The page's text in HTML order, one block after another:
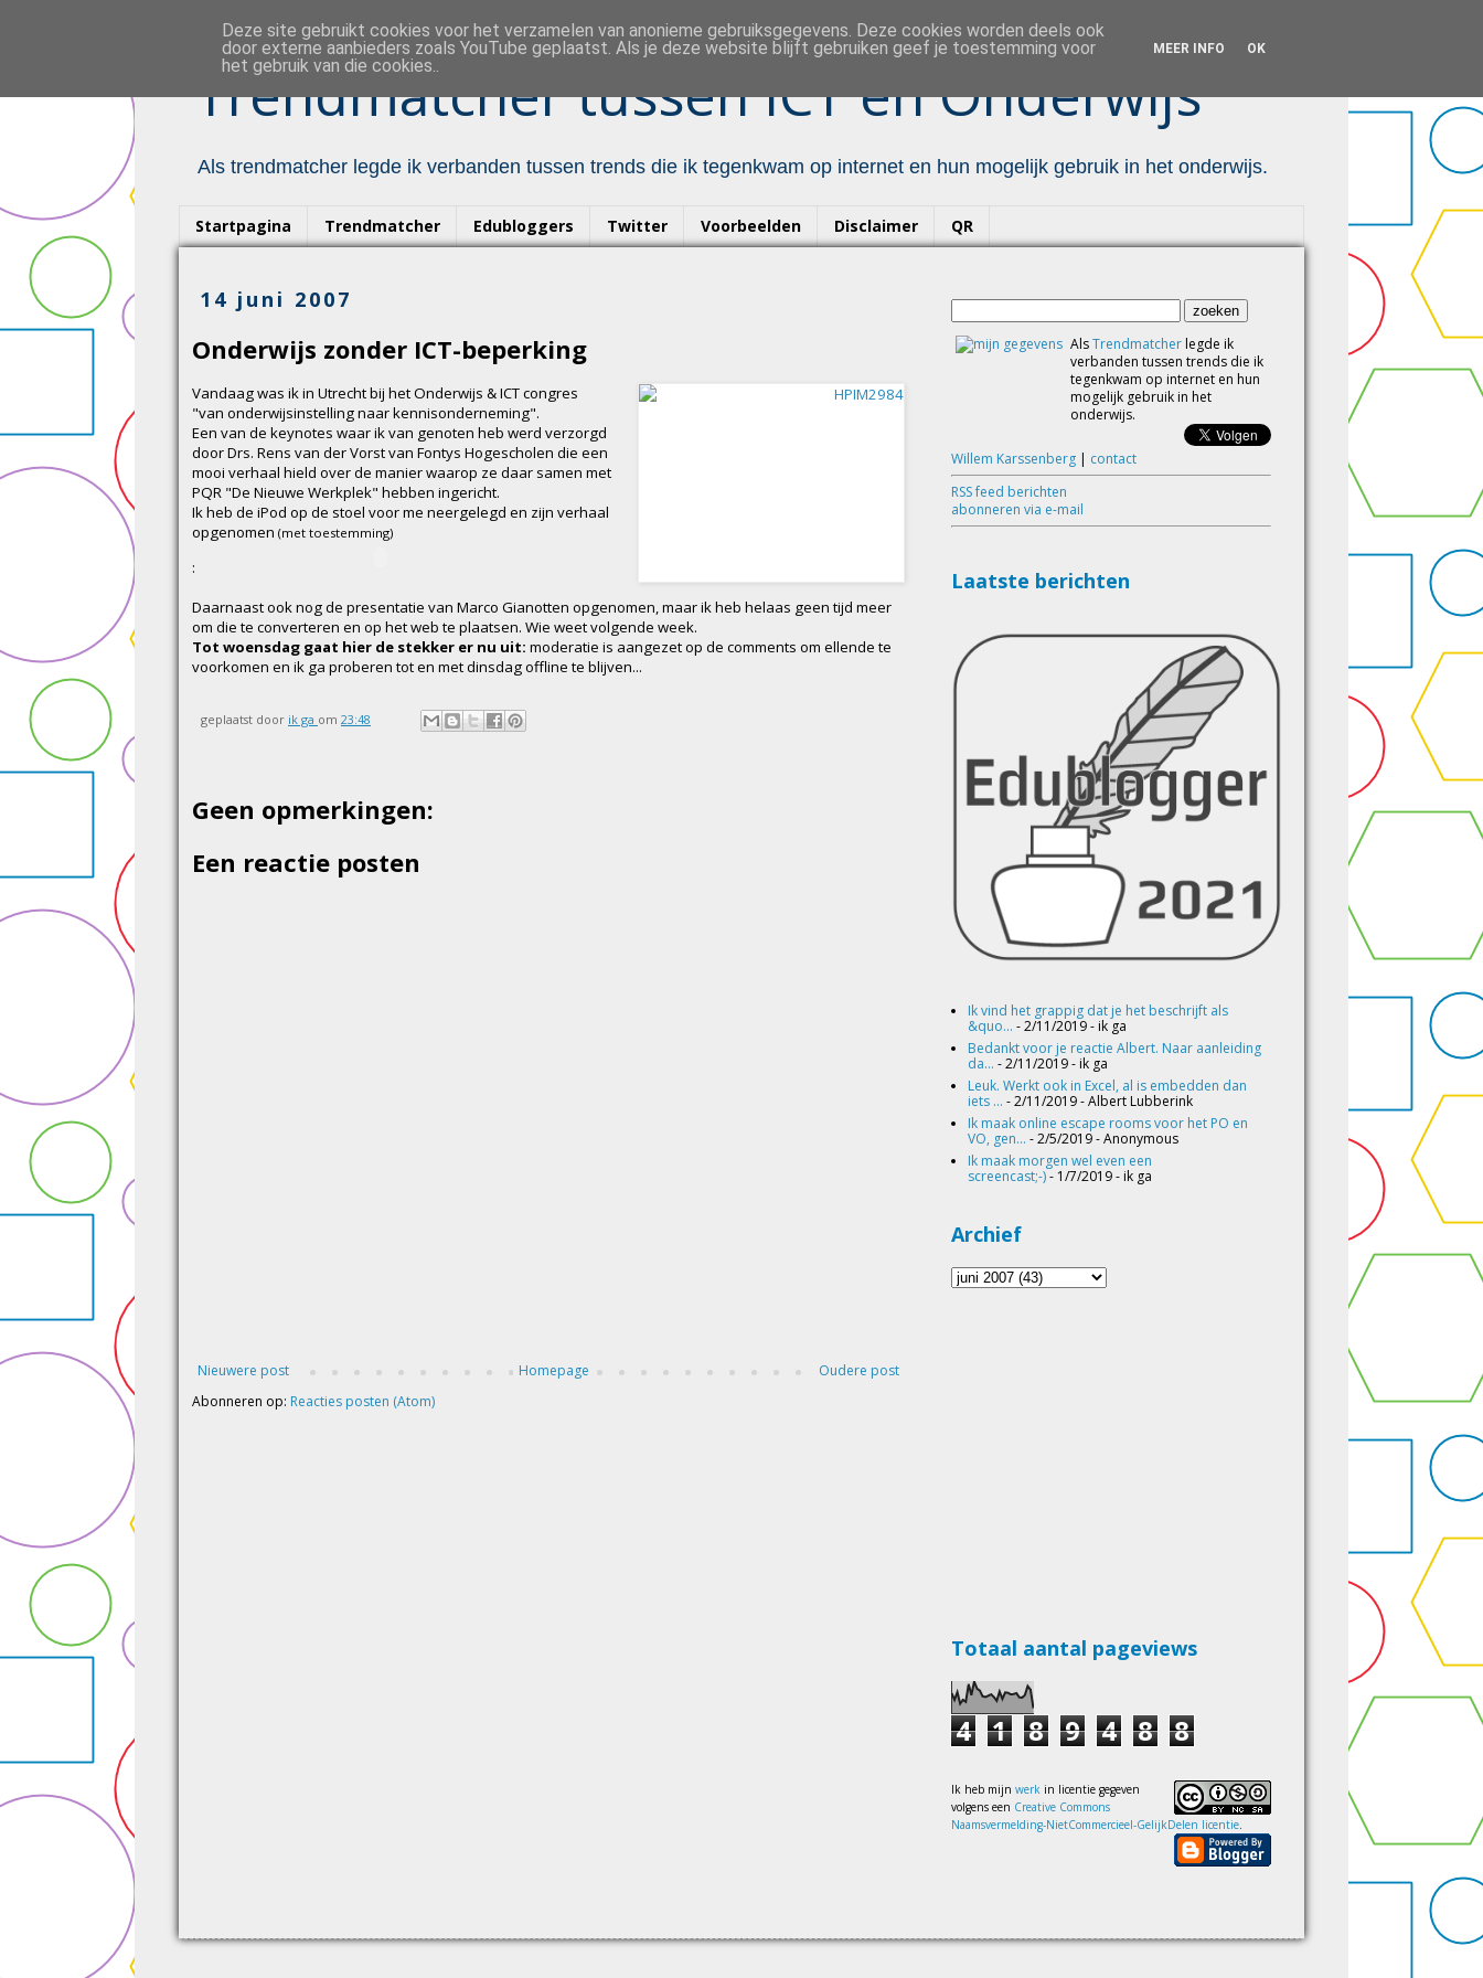
Trendmatcher tussen ICT en Onderwijs ™
Als trendmatcher legde ik verbanden tussen trends die ik tegenkwam op internet en hun mogelijk gebruik in het onderwijs.
Startpagina Trendmatcher Edubloggers Twitter Voorbeelden Disclaimer QR
14 juni 2007
Onderwijs zonder ICT-beperking
Vandaag was ik in Utrecht bij het Onderwijs & ICT congres
"van onderwijsinstelling naar kennisonderneming".
Een van de keynotes waar ik van genoten heb werd verzorgd
door Drs. Rens van der Vorst van Fontys Hogescholen die een
mooi verhaal hield over de manier waarop ze daar samen met
PQR "De Nieuwe Werkplek" hebben ingericht.
Ik heb de iPod op de stoel voor me neergelegd en zijn verhaal
opgenomen (met toestemming)
:
Daarnaast ook nog de presentatie van Marco Gianotten opgenomen, maar ik heb helaas geen tijd meer
om die te converteren en op het web te plaatsen. Wie weet volgende week.
Tot woensdag gaat hier de stekker er nu uit: moderatie is aangezet op de comments om ellende te
voorkomen en ik ga proberen tot en met dinsdag offline te blijven...
geplaatst door ik ga om 23:48
Geen opmerkingen:
Een reactie posten
Nieuwere post Oudere post
Homepage
Abonneren op: Reacties posten (Atom)
AlsTrendmatcher legde ik
verbanden tussen trends die ik
tegenkwam op internet en hun
mogelijk gebruik in het
onderwijs.
Willem Karssenberg | contact
RSS feed berichten
abonneren via e-mail
Laatste berichten
Ik vind het grappig dat je het beschrijft als
&quo... - 2/11/2019- ik ga
Bedankt voor je reactie Albert. Naar aanleiding
da... - 2/11/2019- ik ga
Leuk. Werkt ook in Excel, al is embedden dan
iets ... - 2/11/2019- Albert Lubberink
Ik maak online escape rooms voor het PO en
VO, gen... - 2/5/2019- Anonymous
Ik maak morgen wel even een
screencast;-)- 1/7/2019- ik ga
Archief
Totaal aantal pageviews
4 1 8 9 4 8 8
Ik heb mijn werk in licentie gegeven
volgens een Creative Commons
Naamsvermelding-NietCommercieel-GelijkDelen licentie
Deze site gebruikt cookies voor het verzamelen van anonieme gebruiksgegevens. Deze cookies worden deels ook
door externe aanbieders zoals YouTube geplaatst. Als je deze website blijft gebruiken geef je toestemming voor
het gebruik van die cookies..
MEER INFO OK